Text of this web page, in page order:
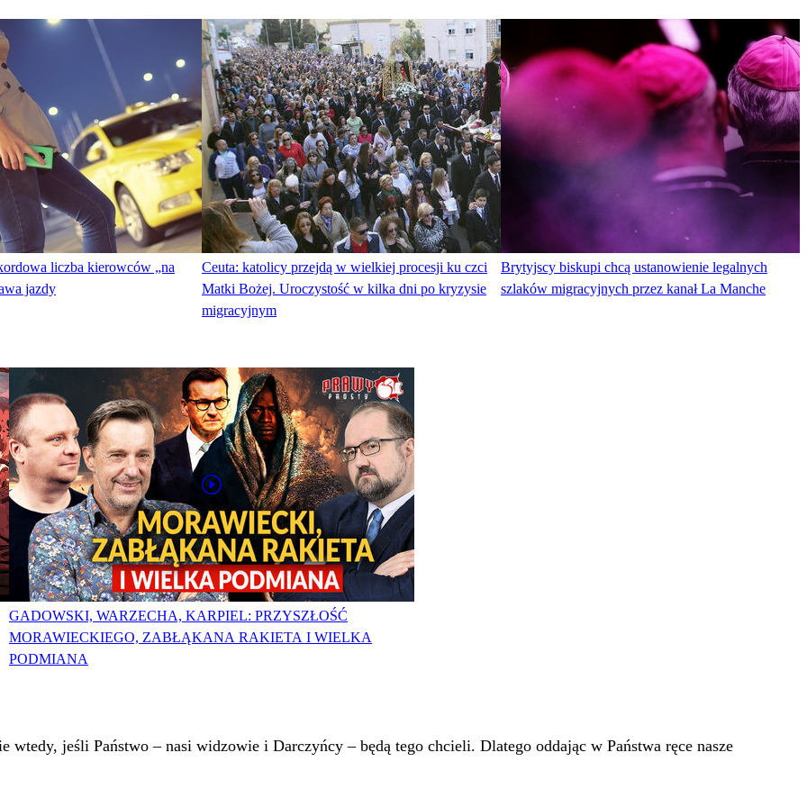
liczba kierowców „na
jazdy
Ceuta: katolicy przejdą w wielkiej procesji ku czci
Matki Bożej. Uroczystość w kilka dni po kryzysie
migracyjnym
Brytyjscy biskupi chcą ustanowienie legalnych
szlaków migracyjnych przez kanał La Manche
GADOWSKI, WARZECHA, KARPIEL: PRZYSZŁOŚĆ
MORAWIECKIEGO, ZABŁĄKANA RAKIETA I WIELKA
PODMIANA
wtedy, jeśli Państwo – nasi widzowie i Darczyńcy – będą tego chcieli. Dlatego oddając w Państwa ręce nasze